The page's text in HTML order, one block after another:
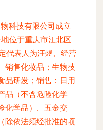
科技有限公司成立
位于重庆市江北区
代表人为汪煜。经营
销售化妆品；生物技
品研发；销售：日用
品（不含危险化学
化学品）、五金交
除依法须经批准的项